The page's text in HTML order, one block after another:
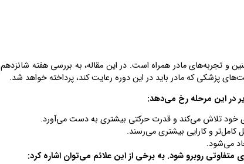
و تجربه‌های مادر همراه است. در این مقاله، به بررسی هفته شانزدهم
پزشکی که مادر باید در این دوره رعایت کند، پرداخته خواهد شد.
در این مرحله رخ می‌دهد:
خود تلاش می‌کند و قدرت حرکتی بیشتری به دست می‌آورد.
کامل‌تر و کارایی بیشتری می‌رسند.
می‌شود.
متفاوتی روبرو شود. به برخی از این علائم می‌توان اشاره کرد: